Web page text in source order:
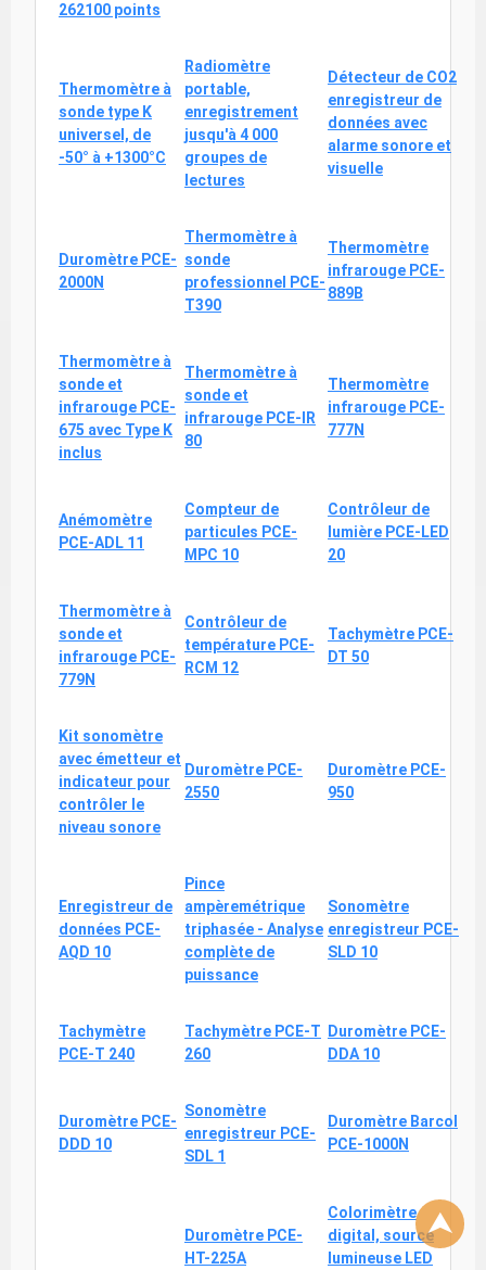
262100 points
Thermomètre à
sonde type K
universel, de
-50° à +1300°C
Radiomètre
portable,
enregistrement
jusqu'à 4 000
groupes de
lectures
Détecteur de CO2
enregistreur de
données avec
alarme sonore et
visuelle
Duromètre PCE-
2000N
Thermomètre à
sonde
professionnel PCE-
T390
Thermomètre
infrarouge PCE-
889B
Thermomètre à
sonde et
infrarouge PCE-
675 avec Type K
inclus
Thermomètre à
sonde et
infrarouge PCE-IR
80
Thermomètre
infrarouge PCE-
777N
Anémomètre
PCE-ADL 11
Compteur de
particules PCE-
MPC 10
Contrôleur de
lumière PCE-LED
20
Thermomètre à
sonde et
infrarouge PCE-
779N
Contrôleur de
température PCE-
RCM 12
Tachymètre PCE-
DT 50
Kit sonomètre
avec émetteur et
indicateur pour
contrôler le
niveau sonore
Duromètre PCE-
2550
Duromètre PCE-
950
Enregistreur de
données PCE-
AQD 10
Pince
ampèremétrique
triphasée - Analyse
complète de
puissance
Sonomètre
enregistreur PCE-
SLD 10
Tachymètre
PCE-T 240
Tachymètre PCE-T
260
Duromètre PCE-
DDA 10
Duromètre PCE-
DDD 10
Sonomètre
enregistreur PCE-
SDL 1
Duromètre Barcol
PCE-1000N
Duromètre PCE-
HT-225A
Colorimètre
digital, source
lumineuse LED
⮝